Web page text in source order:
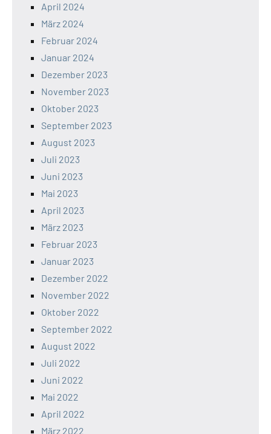
April 2024
März 2024
Februar 2024
Januar 2024
Dezember 2023
November 2023
Oktober 2023
September 2023
August 2023
Juli 2023
Juni 2023
Mai 2023
April 2023
März 2023
Februar 2023
Januar 2023
Dezember 2022
November 2022
Oktober 2022
September 2022
August 2022
Juli 2022
Juni 2022
Mai 2022
April 2022
März 2022